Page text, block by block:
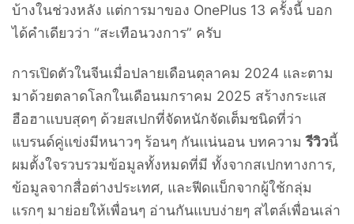
บ้างในช่วงหลัง แต่การมาของ OnePlus 13 ครั้งนี้ บอก
ได้คำเดียวว่า “สะเทือนวงการ” ครับ
การเปิดตัวในจีนเมื่อปลายเดือนตุลาคม 2024 และตาม
มาด้วยตลาดโลกในเดือนมกราคม 2025 สร้างกระแส
ฮือฮาแบบสุดๆ ด้วยสเปกที่จัดหนักจัดเต็มชนิดที่ว่า
แบรนด์คู่แข่งมีหนาวๆ ร้อนๆ กันแน่นอน บทความรีวิวนี้
ผมตั้งใจรวบรวมข้อมูลทั้งหมดที่มี ทั้งจากสเปกทางการ,
ข้อมูลจากสื่อต่างประเทศ, และฟีดแบ็กจากผู้ใช้กลุ่ม
แรกๆ มาย่อยให้เพื่อนๆ อ่านกันแบบง่ายๆ สไตล์เพื่อนเล่า